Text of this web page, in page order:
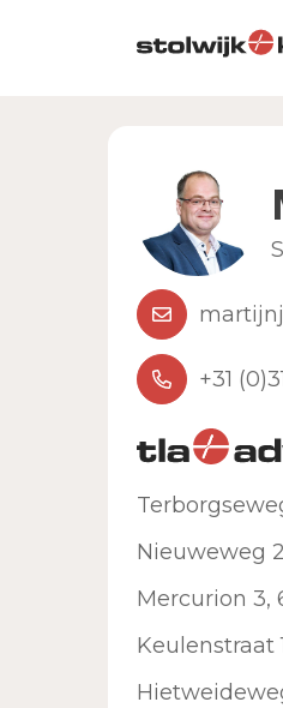
+31
Nieuweweg
Mercurion 3,
Keulenstraat